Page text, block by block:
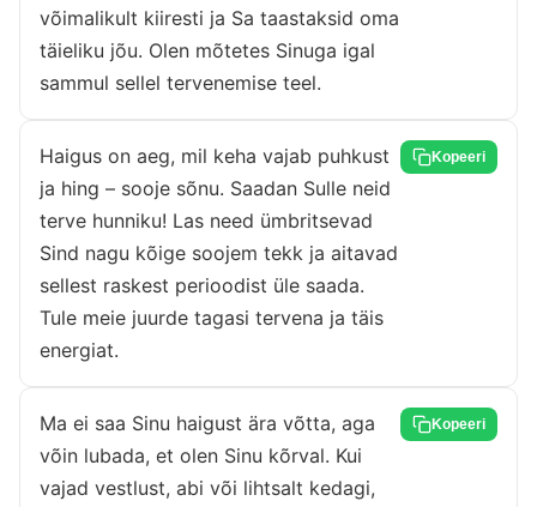
võimalikult kiiresti ja Sa taastaksid oma
täieliku jõu. Olen mõtetes Sinuga igal
sammul sellel tervenemise teel.
Haigus on aeg, mil keha vajab puhkust
ja hing – sooje sõnu. Saadan Sulle neid
terve hunniku! Las need ümbritsevad
Sind nagu kõige soojem tekk ja aitavad
sellest raskest perioodist üle saada.
Tule meie juurde tagasi tervena ja täis
energiat.
Kopeeri
Ma ei saa Sinu haigust ära võtta, aga
võin lubada, et olen Sinu kõrval. Kui
vajad vestlust, abi või lihtsalt kedagi,
Kopeeri